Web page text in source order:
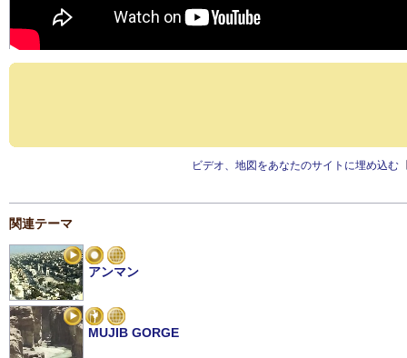
ビデオ、地図をあなたのサイトに埋め込む
関連テーマ
アンマン
MUJIB GORGE